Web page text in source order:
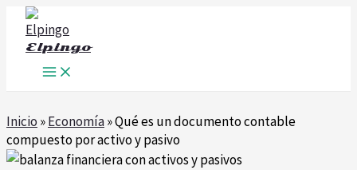
contenido
Elpingo
Inicio »Economía»Qué es un documento contable
compuesto por activo y pasivo